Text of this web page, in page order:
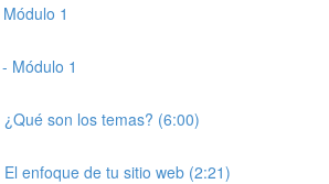
1
Módulo 1
¿Qué son los temas? (6:00)
enfoque de tu sitio web (2:21)